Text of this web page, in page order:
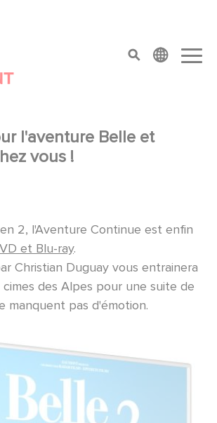
top menu
l'aventure Belle et
vous !
2, l'Aventure Continue est enfin
et Blu-ray.
Christian Duguay vous entrainera
cimes des Alpes pour une suite de
manquent pas d'émotion.